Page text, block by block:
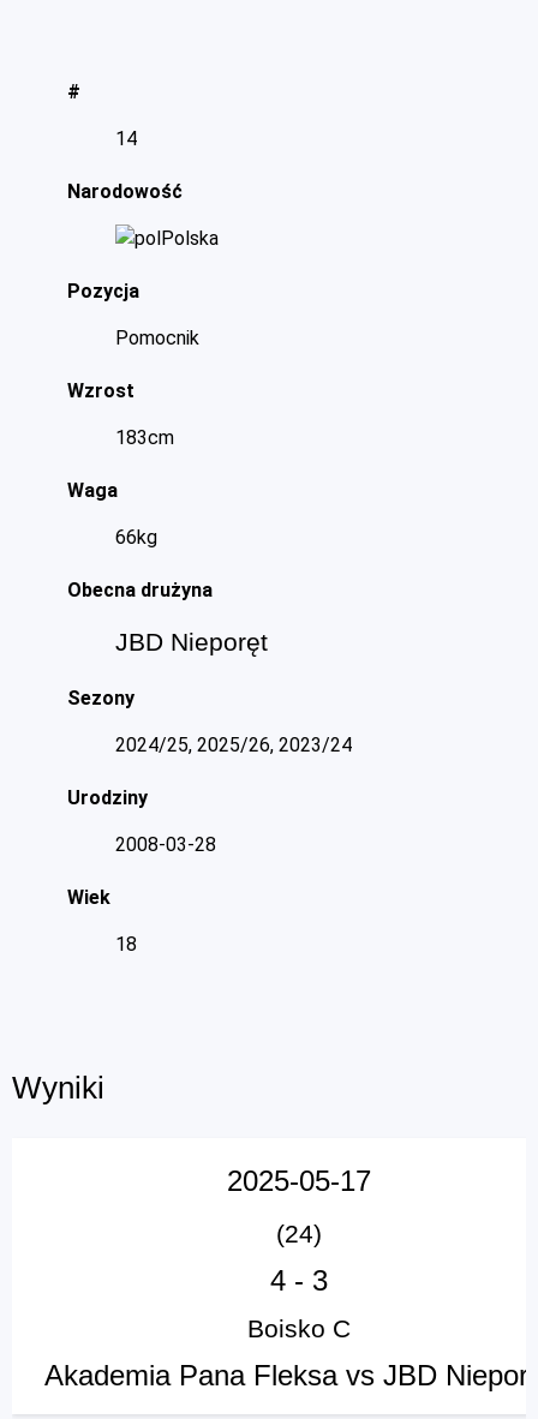
#
14
Narodowość
Polska
Pozycja
Pomocnik
Wzrost
183cm
Waga
66kg
Obecna drużyna
JBD Nieporęt
Sezony
2024/25, 2025/26, 2023/24
Urodziny
2008-03-28
Wiek
18
Wyniki
2025-05-17
(24)
4- 3
Boisko C
Akademia Pana Fleksa vs JBD